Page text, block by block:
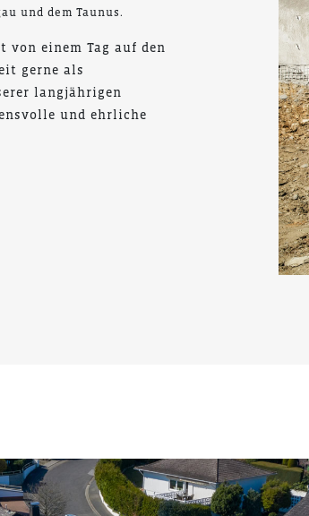
und dem Taunus.
einem Tag auf den
gerne als
langjährigen
und ehrliche